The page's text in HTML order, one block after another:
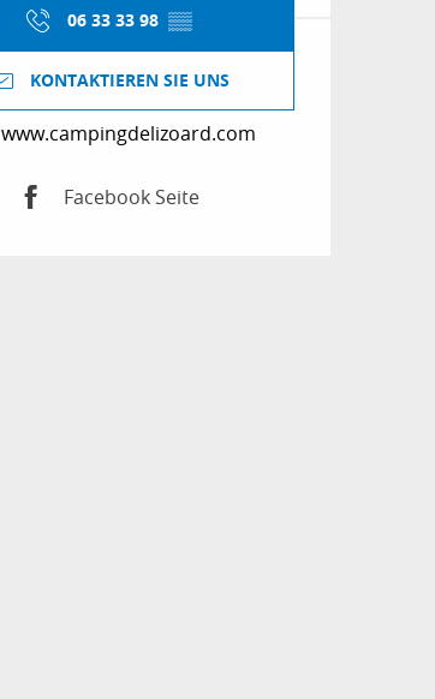
06 33 33 98 ▒▒
KONTAKTIEREN SIE UNS
www.campingdelizoard.com
Facebook Seite